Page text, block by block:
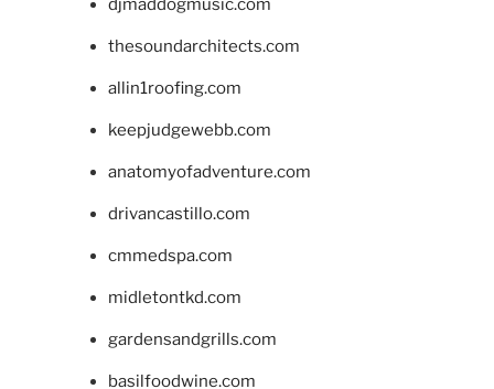
djmaddogmusic.com
thesoundarchitects.com
allin1roofing.com
keepjudgewebb.com
anatomyofadventure.com
drivancastillo.com
cmmedspa.com
midletontkd.com
gardensandgrills.com
basilfoodwine.com